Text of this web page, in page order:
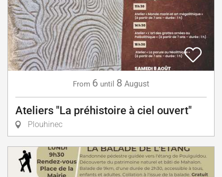
From 6 until 8 August
Ateliers "La préhistoire à ciel ouvert"
Plouhinec